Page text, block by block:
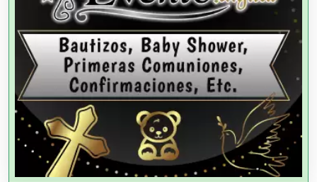
Agencias de Modelos
Agencias de Publicidad
Agencias de Viajes
Agricultores